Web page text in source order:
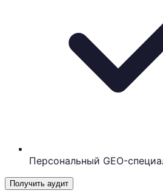
Персональный GEO-
Получить аудит